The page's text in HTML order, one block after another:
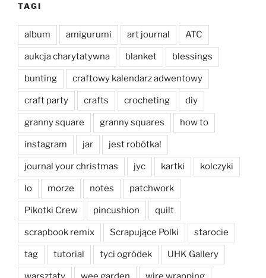
TAGI
album amigurumi art journal ATC
aukcja charytatywna blanket blessings
bunting craftowy kalendarz adwentowy
craft party crafts crocheting diy
granny square granny squares how to
instagram jar jest robótka!
journal your christmas jyc kartki kolczyki
lo morze notes patchwork
Pikotki Crew pincushion quilt
scrapbook remix Scrapujące Polki starocie
tag tutorial tyci ogródek UHK Gallery